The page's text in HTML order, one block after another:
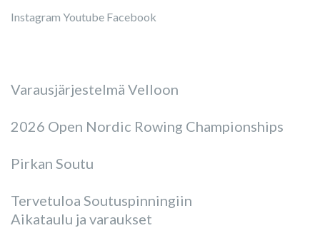
Instagram Youtube Facebook
Varausjärjestelmä Velloon
2026 Open Nordic Rowing Championships
Pirkan Soutu
Tervetuloa Soutuspinningiin
Aikataulu ja varaukset